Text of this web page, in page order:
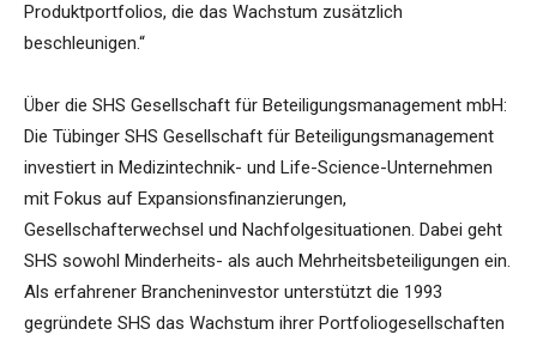
Produktportfolios, die das Wachstum zusätzlich
beschleunigen.“
Über die SHS Gesellschaft für Beteiligungsmanagement mbH:
Die Tübinger SHS Gesellschaft für Beteiligungsmanagement
investiert in Medizintechnik- und Life-Science-Unternehmen
mit Fokus auf Expansionsfinanzierungen,
Gesellschafterwechsel und Nachfolgesituationen. Dabei geht
SHS sowohl Minderheits- als auch Mehrheitsbeteiligungen ein.
Als erfahrener Brancheninvestor unterstützt die 1993
gegründete SHS das Wachstum ihrer Portfoliogesellschaften